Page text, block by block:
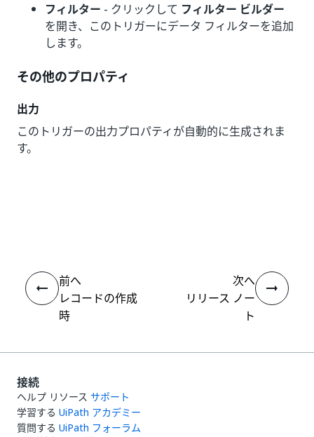
フィルター - クリックして フィルター ビルダー
を開き、このトリガーにデータ フィルターを追加
します。
その他のプロパティ
出力
このトリガーの出力プロパティが自動的に生成されま
す。
前へ
レコードの作成
時
次へ
リリース ノー
ト
接続
ヘルプ リソース サポート
学習する UiPath アカデミー
質問する UiPath フォーラム